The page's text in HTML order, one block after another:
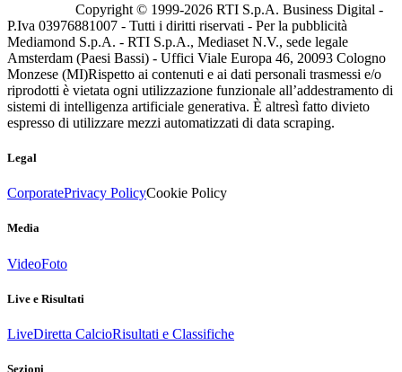
Copyright © 1999-2026 RTI S.p.A. Business Digital -
P.Iva 03976881007 - Tutti i diritti riservati - Per la pubblicità
Mediamond S.p.A. - RTI S.p.A., Mediaset N.V., sede legale
Amsterdam (Paesi Bassi) - Uffici Viale Europa 46, 20093 Cologno
Monzese (MI)Rispetto ai contenuti e ai dati personali trasmessi e/o
riprodotti è vietata ogni utilizzazione funzionale all’addestramento di
sistemi di intelligenza artificiale generativa. È altresì fatto divieto
espresso di utilizzare mezzi automatizzati di data scraping.
Legal
CorporatePrivacy PolicyCookie Policy
Media
VideoFoto
Live e Risultati
LiveDiretta CalcioRisultati e Classifiche
Sezioni